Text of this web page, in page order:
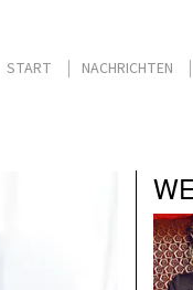
START NACHRICHTEN